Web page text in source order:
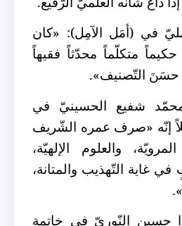
في (أمَل الآمِل): «كان
حكيماً متكلّماً محدّثاً فقيهاً
حسَنَ التّصنيف».
شفيع الحسينيّ في
إنّه «صرف عمره الشّريف
والعلوم الإلهيّة،
غاية التّهذيب والمتانة،
حسين النّوريّ في خاتمة